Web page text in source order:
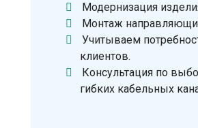
Модернизация
Монтаж
Учитываем
клиентов.
Консультация по
гибких кабельных